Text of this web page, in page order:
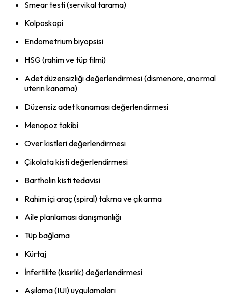
Smear testi (servikal tarama)
Kolposkopi
Endometrium biyopsisi
HSG (rahim ve tüp filmi)
Adet düzensizliği değerlendirmesi (dismenore, anormal
uterin kanama)
Düzensiz adet kanaması değerlendirmesi
Menopoz takibi
Over kistleri değerlendirmesi
Çikolata kisti değerlendirmesi
Bartholin kisti tedavisi
Rahim içi araç (spiral) takma ve çıkarma
Aile planlaması danışmanlığı
Tüp bağlama
Kürtaj
İnfertilite (kısırlık) değerlendirmesi
Aşılama (IUI) uygulamaları